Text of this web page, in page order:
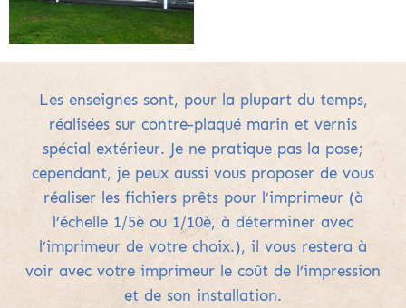
Les enseignes sont, pour la plupart du temps,
réalisées sur contre-plaqué marin et vernis
spécial extérieur. Je ne pratique pas la pose;
cependant, je peux aussi vous proposer de vous
réaliser les fichiers prêts pour l’imprimeur (à
l’échelle 1/5è ou 1/10è, à déterminer avec
l’imprimeur de votre choix.), il vous restera à
voir avec votre imprimeur le coût de l’impression
et de son installation.